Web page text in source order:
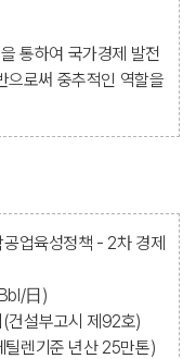
통하여 국가경제 발전
으로써 중추적인 역할을
업육성정책 - 2차 경제
日)
건설부고시 제92호)
렌기준 년산 25만톤)